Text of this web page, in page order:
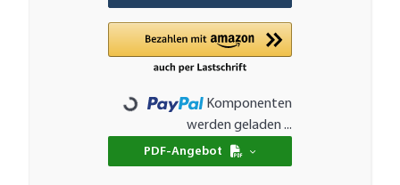
Loading...
Komponenten
werden geladen ...
PDF-Angebot